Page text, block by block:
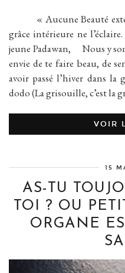
« Aucune Beauté
grâce intérieure ne
jeune Padawan, Nous y
envie de te faire beau, de
avoir passé l’hiver dans
dodo (La grisouille, c’est la
VOIR
15
AS-TU
TOI ? OU
ORGANE